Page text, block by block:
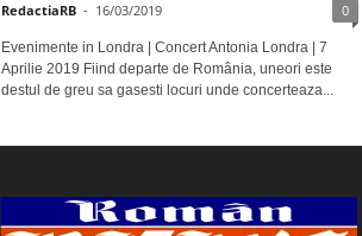
RedactiaRB - 16/03/2019 0
Evenimente in Londra | Concert Antonia Londra | 7
Aprilie 2019 Fiind departe de România, uneori este
destul de greu sa gasesti locuri unde concerteaza...